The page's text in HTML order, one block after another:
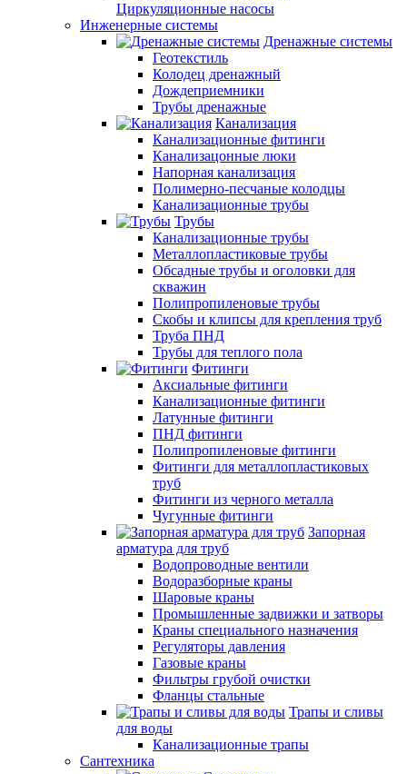
Циркуляционные насосы
Инженерные системы
Дренажные системы
Геотекстиль
Колодец дренажный
Дождеприемники
Трубы дренажные
Канализация
Канализационные фитинги
Канализацонные люки
Напорная канализация
Полимерно-песчаные колодцы
Канализационные трубы
Трубы
Канализационные трубы
Металлопластиковые трубы
Обсадные трубы и оголовки для
скважин
Полипропиленовые трубы
Скобы и клипсы для крепления труб
Труба ПНД
Трубы для теплого пола
Фитинги
Аксиальные фитинги
Канализационные фитинги
Латунные фитинги
ПНД фитинги
Полипропиленовые фитинги
Фитинги для металлопластиковых
труб
Фитинги из черного металла
Чугунные фитинги
Запорная
арматура для труб
Водопроводные вентили
Водоразборные краны
Шаровые краны
Промышленные задвижки и затворы
Краны специального назначения
Регуляторы давления
Газовые краны
Фильтры грубой очистки
Фланцы стальные
Трапы и сливы
для воды
Канализационные трапы
Сантехника